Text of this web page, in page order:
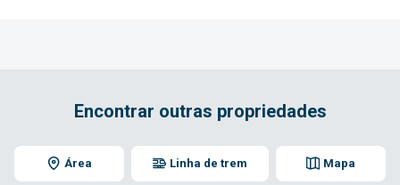
Encontrar outras propriedades
Área Mapa
Linha de trem